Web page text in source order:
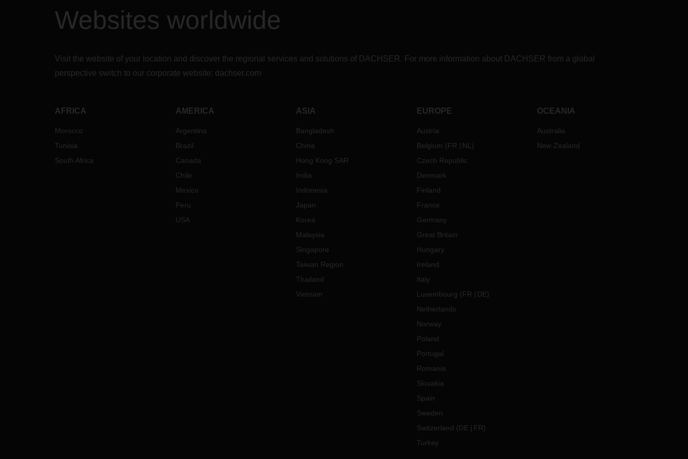
Websites worldwide
Visit the website of your location and discover the regional services and solutions of DACHSER. For more information about DACHSER from a global
perspective switch to our corporate website: dachser.com
AFRICA
Morocco
Tunisia
South Africa
AMERICA
Argentina
Brazil
Canada
Chile
Mexico
Peru
USA
ASIA
Bangladesh
China
Hong Kong SAR
India
Indonesia
Japan
Korea
Malaysia
Singapore
Taiwan Region
Thailand
Vietnam
EUROPE
Austria
Belgium (FR NL )
Czech Republic
Denmark
Finland
France
Germany
Great Britain
Hungary
Ireland
Italy
Luxembourg (FR DE)
Netherlands
Norway
Poland
Portugal
Romania
Slovakia
Spain
Sweden
Switzerland (DE FR)
Turkey
OCEANIA
Australia
New Zealand